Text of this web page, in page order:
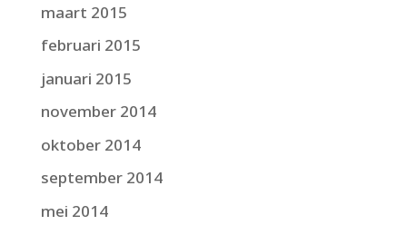
maart 2015
februari 2015
januari 2015
november 2014
oktober 2014
september 2014
mei 2014